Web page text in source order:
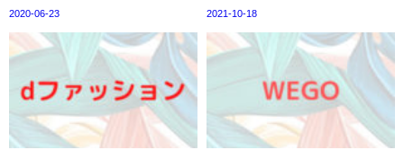
2020-06-23 2021-10-18